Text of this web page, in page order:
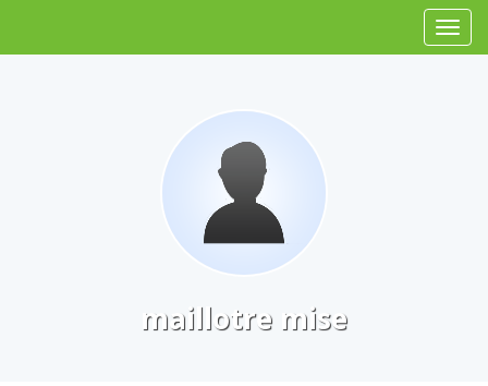
maillotre mise